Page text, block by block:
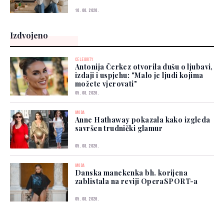
10. 06. 2026.
Izdvojeno
CELEBRITY
Antonija Čerkez otvorila dušu o ljubavi,
izdaji i uspjehu: "Malo je ljudi kojima
možete vjerovati"
05. 08. 2026.
MODA
Anne Hathaway pokazala kako izgleda
savršen trudnički glamur
05. 08. 2026.
MODA
Danska manekenka bh. korijena
zablistala na reviji OperaSPORT-a
05. 08. 2026.